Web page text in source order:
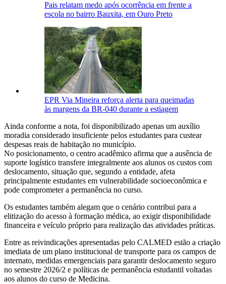
Pais relatam medo após ocorrência em frente a
escola no bairro Bauxita, em Ouro Preto
EPR Via Mineira reforça alerta para queimadas
às margens da BR-040 durante a estiagem
Ainda conforme a nota, foi disponibilizado apenas um auxílio
moradia considerado insuficiente pelos estudantes para custear
despesas reais de habitação no município.
No posicionamento, o centro acadêmico afirma que a ausência de
suporte logístico transfere integralmente aos alunos os custos com
deslocamento, situação que, segundo a entidade, afeta
principalmente estudantes em vulnerabilidade socioeconômica e
pode comprometer a permanência no curso.
Os estudantes também alegam que o cenário contribui para a
elitização do acesso à formação médica, ao exigir disponibilidade
financeira e veículo próprio para realização das atividades práticas.
Entre as reivindicações apresentadas pelo CALMED estão a criação
imediata de um plano institucional de transporte para os campos de
internato, medidas emergenciais para garantir deslocamento seguro
no semestre 2026/2 e políticas de permanência estudantil voltadas
aos alunos do curso de Medicina.